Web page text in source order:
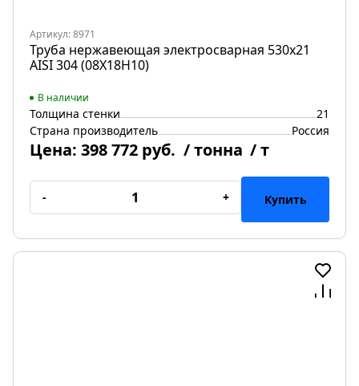
Артикул: 8971
Труба нержавеющая электросварная 530х21
AISI 304 (08Х18Н10)
В наличии
Толщина стенки
21
Страна производитель
Россия
Цена: 398 772 руб. / тонна / т
- + Купить